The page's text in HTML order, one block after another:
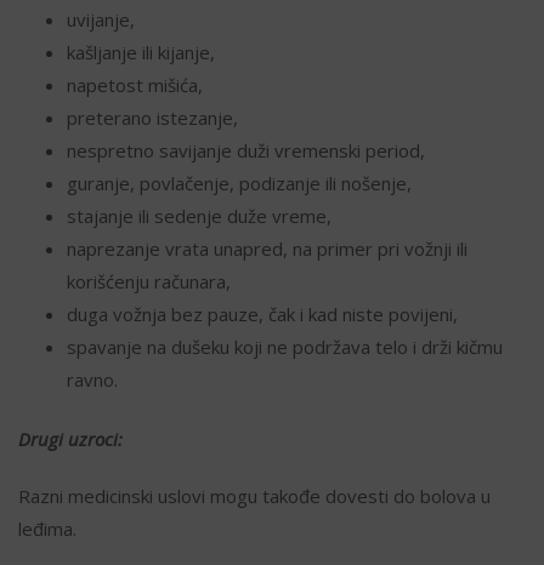
uvijanje,
kašljanje ili kijanje,
napetost mišića,
preterano istezanje,
nespretno savijanje duži vremenski period,
guranje, povlačenje, podizanje ili nošenje,
stajanje ili sedenje duže vreme,
naprezanje vrata unapred, na primer pri vožnji ili
korišćenju računara,
duga vožnja bez pauze, čak i kad niste povijeni,
spavanje na dušeku koji ne podržava telo i drži kičmu
ravno.
Drugi uzroci:
Razni medicinski uslovi mogu takođe dovesti do bolova u
leđima.